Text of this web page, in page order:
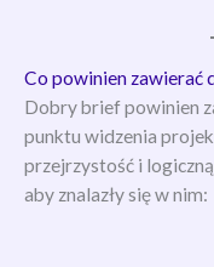
Co powinien zawierać
Dobry brief powinien
punktu widzenia
przejrzystość i
aby znalazły się w nim: